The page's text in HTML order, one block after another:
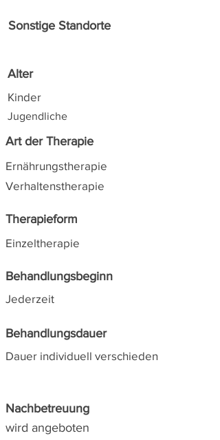
Sonstige Standorte
Alter
Kinder
Jugendliche
Art der Therapie
Ernährungstherapie
Verhaltenstherapie
Therapieform
Einzeltherapie
Behandlungsbeginn
Jederzeit
Behandlungsdauer
Dauer individuell verschieden
Nachbetreuung
wird angeboten